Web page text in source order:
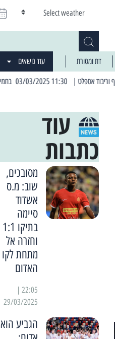
Select weather
דת ומסורת עוד נושאים
| 11:30 03/03/2025 בחמישי הקרוב: הרחובות בהם תהיה הפסקת חשמל יזומה
עוד
כתבות
מסובכים,
שוב: מ.ס
אשדוד
סיימה
בתיקו 1:1
וחזרה אל
מתחת לקו
האדום
29/03/2025
הגביע הוא